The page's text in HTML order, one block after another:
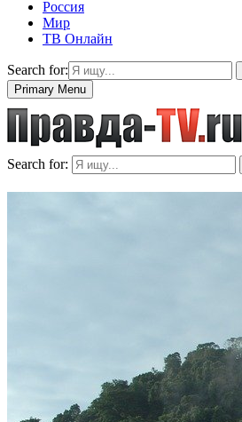
Россия
Мир
ТВ Онлайн
Search for:
Primary Menu
Search for: